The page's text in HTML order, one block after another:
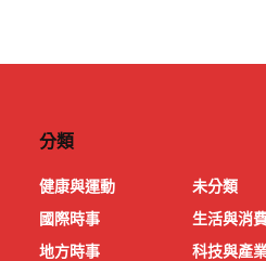
分類
健康與運動
國際時事
地方時事
未分類
生活與消
科技與產